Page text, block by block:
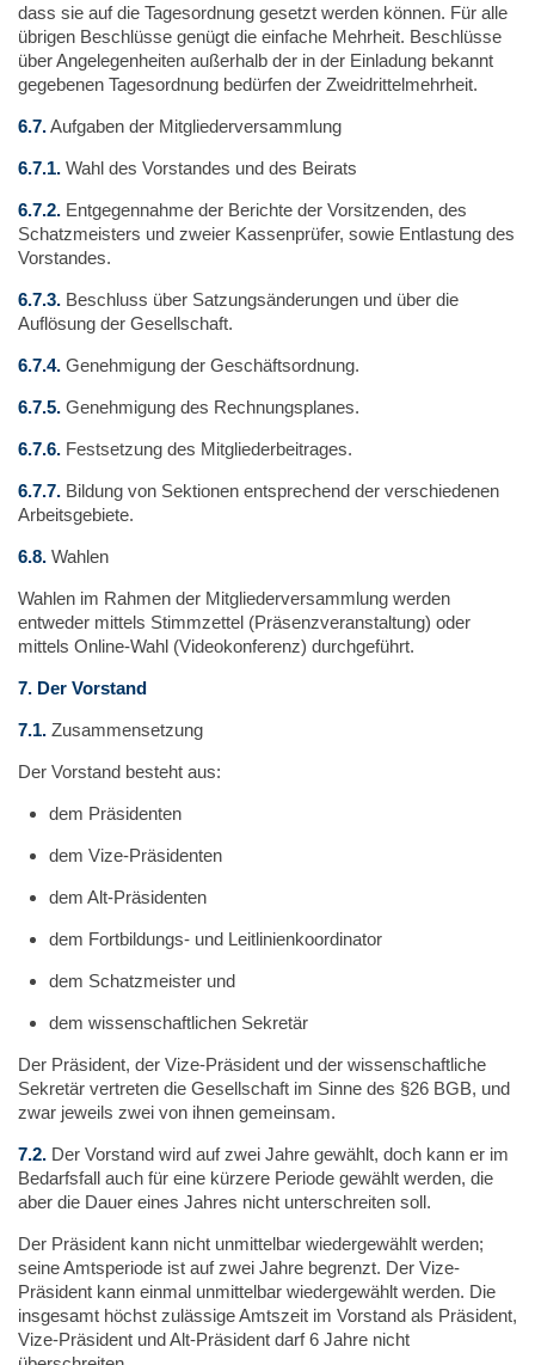
dass sie auf die Tagesordnung gesetzt werden können. Für alle
übrigen Beschlüsse genügt die einfache Mehrheit. Beschlüsse
über Angelegenheiten außerhalb der in der Einladung bekannt
gegebenen Tagesordnung bedürfen der Zweidrittelmehrheit.
6.7.Aufgaben der Mitgliederversammlung
6.7.1. Wahl des Vorstandes und des Beirats
6.7.2. Entgegennahme der Berichte der Vorsitzenden, des
Schatzmeisters und zweier Kassenprüfer, sowie Entlastung des
Vorstandes.
6.7.3. Beschluss über Satzungsänderungen und über die
Auflösung der Gesellschaft.
6.7.4. Genehmigung der Geschäftsordnung.
6.7.5. Genehmigung des Rechnungsplanes.
6.7.6. Festsetzung des Mitgliederbeitrages.
6.7.7. Bildung von Sektionen entsprechend der verschiedenen
Arbeitsgebiete.
6.8. Wahlen
Wahlen im Rahmen der Mitgliederversammlung werden
entweder mittels Stimmzettel (Präsenzveranstaltung) oder
mittels Online-Wahl (Videokonferenz) durchgeführt.
7. Der Vorstand
7.1. Zusammensetzung
Der Vorstand besteht aus:
dem Präsidenten
dem Vize-Präsidenten
dem Alt-Präsidenten
dem Fortbildungs- und Leitlinienkoordinator
dem Schatzmeister und
dem wissenschaftlichen Sekretär
Der Präsident, der Vize-Präsident und der wissenschaftliche
Sekretär vertreten die Gesellschaft im Sinne des §26 BGB, und
zwar jeweils zwei von ihnen gemeinsam.
7.2. Der Vorstand wird auf zwei Jahre gewählt, doch kann er im
Bedarfsfall auch für eine kürzere Periode gewählt werden, die
aber die Dauer eines Jahres nicht unterschreiten soll.
Der Präsident kann nicht unmittelbar wiedergewählt werden;
seine Amtsperiode ist auf zwei Jahre begrenzt. Der Vize-
Präsident kann einmal unmittelbar wiedergewählt werden. Die
insgesamt höchst zulässige Amtszeit im Vorstand als Präsident,
Vize-Präsident und Alt-Präsident darf 6 Jahre nicht